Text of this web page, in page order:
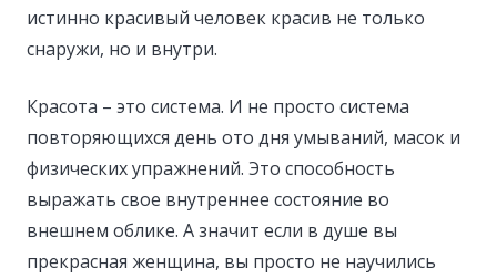
истинно красивый человек красив не только
снаружи, но и внутри.
Красота – это система. И не просто система
повторяющихся день ото дня умываний, масок и
физических упражнений. Это способность
выражать свое внутреннее состояние во
внешнем облике. А значит если в душе вы
прекрасная женщина, вы просто не научились